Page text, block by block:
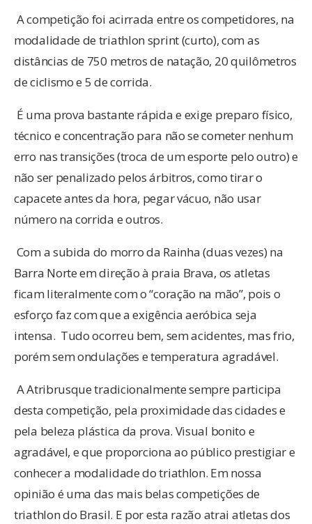
A competição foi acirrada entre os competidores, na
modalidade de triathlon sprint (curto), com as
distâncias de 750 metros de natação, 20 quilômetros
de ciclismo e 5 de corrida.
É uma prova bastante rápida e exige preparo físico,
técnico e concentração para não se cometer nenhum
erro nas transições (troca de um esporte pelo outro) e
não ser penalizado pelos árbitros, como tirar o
capacete antes da hora, pegar vácuo, não usar
número na corrida e outros.
Com a subida do morro da Rainha (duas vezes) na
Barra Norte em direção à praia Brava, os atletas
ficam literalmente com o “coração na mão”, pois o
esforço faz com que a exigência aeróbica seja
intensa. Tudo ocorreu bem, sem acidentes, mas frio,
porém sem ondulações e temperatura agradável.
A Atribrusque tradicionalmente sempre participa
desta competição, pela proximidade das cidades e
pela beleza plástica da prova. Visual bonito e
agradável, e que proporciona ao público prestigiar e
conhecer a modalidade do triathlon. Em nossa
opinião é uma das mais belas competições de
triathlon do Brasil. E por esta razão atrai atletas dos